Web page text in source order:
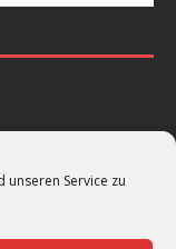
unseren Service zu